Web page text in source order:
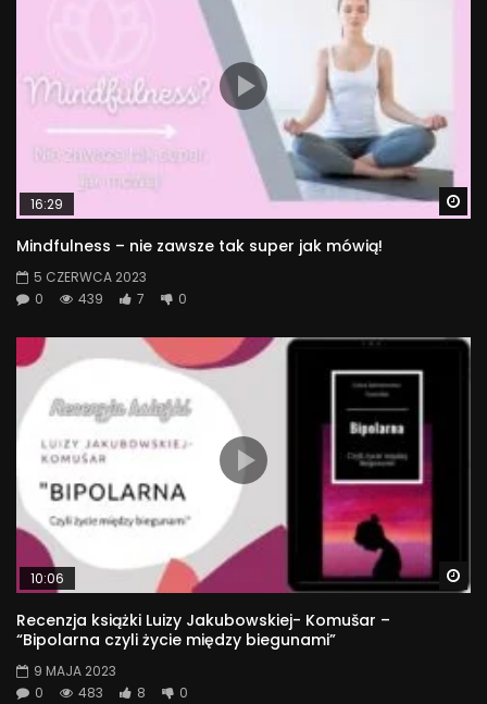
16:29
Mindfulness – nie zawsze tak super jak mówią!
5 CZERWCA 2023
0
439 7 0
10:06
Recenzja książki Luizy Jakubowskiej- Komušar –
“Bipolarna czyli życie między biegunami”
9 MAJA 2023
0
483 8 0